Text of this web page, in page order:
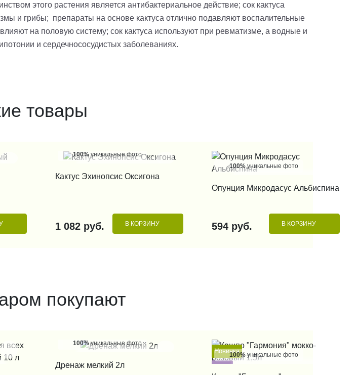
этого растения является антибактериальное действие; сок кактуса
и грибы; препараты на основе кактуса отлично подавляют воспалительные
на половую систему; сок кактуса используют при ревматизме, а водные и
и сердечнососудистых заболеваниях.
товары
100% уникальные фото
Кактус Эхинопсис Оксигона
1 082 руб. В КОРЗИНУ
100%уникальные фото
КУПИТЬ В 1 КЛИК
Опунция Микродасус Альбиспина
594 руб. В КОРЗИНУ
покупают
100%уникальные фото
Дренаж мелкий 2л
Новинка
100%уникальные фото